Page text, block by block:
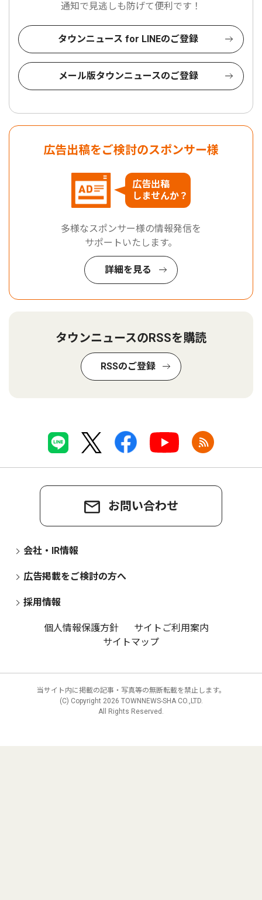
通知で見逃しも防げて便利です！
タウンニュース for LINEのご登録
メール版タウンニュースのご登録
広告出稿をご検討のスポンサー様
広告出稿
しませんか？
多様なスポンサー様の情報発信を
サポートいたします。
詳細を見る
タウンニュースのRSSを購読
RSSのご登録
お問い合わせ
会社・IR情報
広告掲載をご検討の方へ
採用情報
個人情報保護方針
サイトご利用案内
サイトマップ
当サイト内に掲載の記事・写真等の無断転載を禁止します。
(C) Copyright 2026 TOWNNEWS-SHA CO.,LTD.
All Rights Reserved.